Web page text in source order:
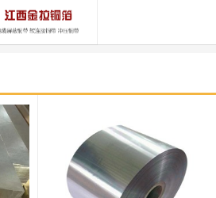
15,175 615
91,000
87,000 0